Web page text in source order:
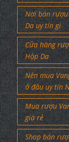
Nơi bán rượu
Da uy tín gi
Cửa hàng
Hộp Da
Nên mua
ở đâu uy tín
Mua rượu
giá rẻ
Shop bán